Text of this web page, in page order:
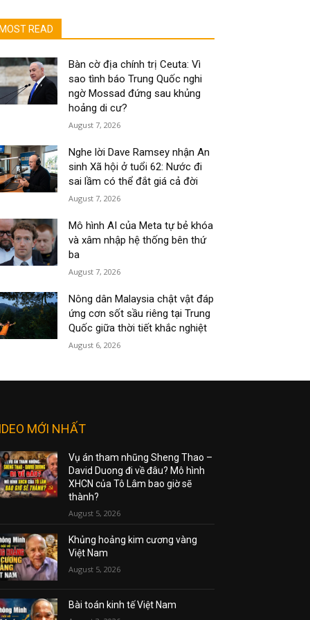
MOST READ
Bàn cờ địa chính trị Ceuta: Vì
sao tình báo Trung Quốc nghi
ngờ Mossad đứng sau khủng
hoảng di cư?
August 7, 2026
Nghe lời Dave Ramsey nhận An
sinh Xã hội ở tuổi 62: Nước đi
sai lầm có thể đắt giá cả đời
August 7, 2026
Mô hình AI của Meta tự bẻ khóa
và xâm nhập hệ thống bên thứ
ba
August 7, 2026
Nông dân Malaysia chật vật đáp
ứng cơn sốt sầu riêng tại Trung
Quốc giữa thời tiết khắc nghiệt
August 6, 2026
MỚI NHẤT
Vụ án tham nhũng Sheng Thao –
David Duong đi về đâu? Mô hình
XHCN của Tô Lâm bao giờ sẽ
thành?
August 5, 2026
Khủng hoảng kim cương vàng
Việt Nam
August 5, 2026
Bài toán kinh tế Việt Nam